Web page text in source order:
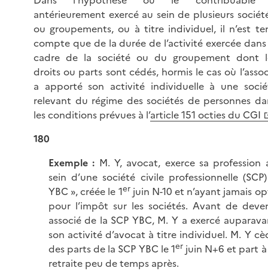
antérieurement exercé au sein de plusieurs
ou groupements, ou à titre individuel, il n’est
compte que de la durée de l’activité exercée
cadre de la société ou du groupement dont
droits ou parts sont cédés, hormis le cas où
a apporté son activité individuelle à une
relevant du régime des sociétés de personnes
les conditions prévues à l’article 151 octies du CGI
180
Exemple : M. Y, avocat, exerce sa profession
sein d’une société civile professionnelle
YBC », créée le 1erjuin N-10 et n’ayant jamais
pour l’impôt sur les sociétés. Avant de
associé de la SCP YBC, M. Y a exercé
son activité d’avocat à titre individuel. M. Y
des parts de la SCP YBC le 1erjuin N+6 et part à
retraite peu de temps après.